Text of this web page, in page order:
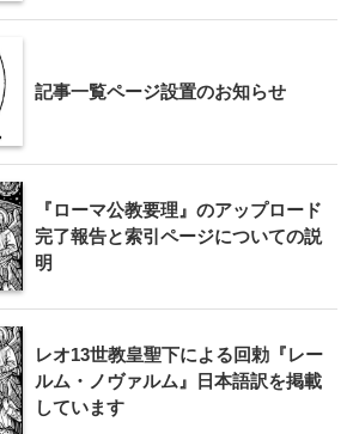
記事一覧ページ設置のお知らせ
『ローマ公教要理』のアップロード
完了報告と索引ページについての説
明
レオ13世教皇聖下による回勅『レー
ルム・ノヴァルム』日本語訳を掲載
しています